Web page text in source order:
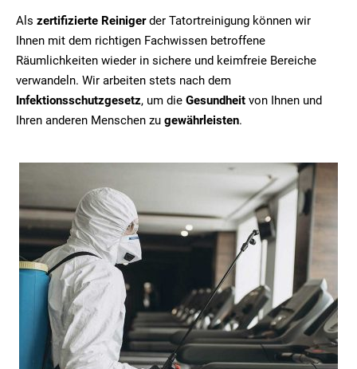
Als zertifizierte Reinigerder Tatortreinigung können wir
Ihnen mit dem richtigen Fachwissen betroffene
Räumlichkeiten wieder in sichere und keimfreie Bereiche
verwandeln. Wir arbeiten stets nach dem
Infektionsschutzgesetz, um die Gesundheit von Ihnen und
Ihren anderen Menschen zu gewährleisten.